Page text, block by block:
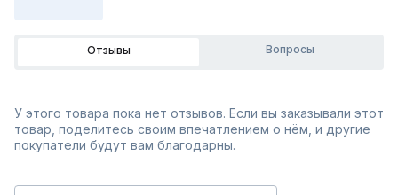
Отзывы Вопросы
У этого товара пока нет отзывов. Если вы заказывали этот
товар, поделитесь своим впечатлением о нём, и другие
покупатели будут вам благодарны.